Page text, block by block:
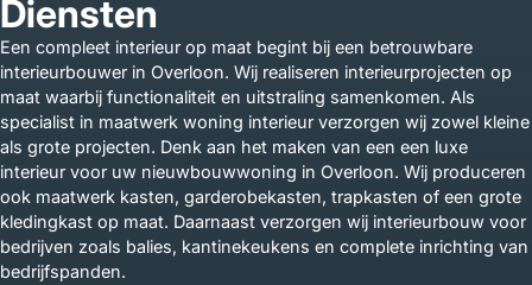
Diensten
Een compleet interieur op maat begint bij een betrouwbare
interieurbouwer in Overloon. Wij realiseren interieurprojecten op
maat waarbij functionaliteit en uitstraling samenkomen. Als
specialist in maatwerk woning interieur verzorgen wij zowel kleine
als grote projecten. Denk aan het maken van een een luxe
interieur voor uw nieuwbouwwoning in Overloon. Wij produceren
ook maatwerk kasten, garderobekasten, trapkasten of een grote
kledingkast op maat. Daarnaast verzorgen wij interieurbouw voor
bedrijven zoals balies, kantinekeukens en complete inrichting van
bedrijfspanden.